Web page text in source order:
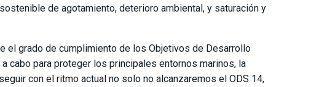
de agotamiento, deterioro ambiental, y saturación y
el grado de cumplimiento de los Objetivos de Desarrollo
cabo para proteger los principales entornos marinos, la
con el ritmo actual no solo no alcanzaremos el ODS 14,